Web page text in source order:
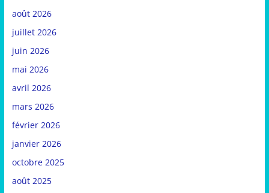
août 2026
juillet 2026
juin 2026
mai 2026
avril 2026
mars 2026
février 2026
janvier 2026
octobre 2025
août 2025